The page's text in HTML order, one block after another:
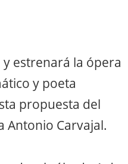
estrenará la ópera
y poeta
propuesta del
Antonio Carvajal.